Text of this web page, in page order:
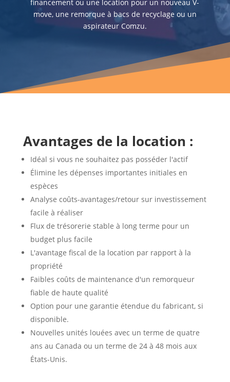
financement ou une location pour un nouveau V-
move, une remorque à bacs de recyclage ou un
aspirateur Comzu.
Avantages de la location :
Idéal si vous ne souhaitez pas posséder l'actif
Élimine les dépenses importantes initiales en
espèces
Analyse coûts-avantages/retour sur investissement
facile à réaliser
Flux de trésorerie stable à long terme pour un
budget plus facile
L'avantage fiscal de la location par rapport à la
propriété
Faibles coûts de maintenance d'un remorqueur
fiable de haute qualité
Option pour une garantie étendue du fabricant, si
disponible.
Nouvelles unités louées avec un terme de quatre
ans au Canada ou un terme de 24 à 48 mois aux
États-Unis.